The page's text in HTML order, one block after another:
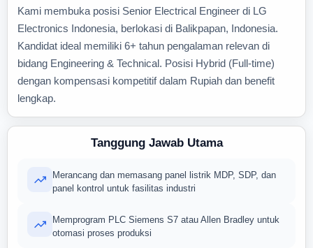
Kami membuka posisi Senior Electrical Engineer di LG
Electronics Indonesia, berlokasi di Balikpapan, Indonesia.
Kandidat ideal memiliki 6+ tahun pengalaman relevan di
bidang Engineering & Technical. Posisi Hybrid (Full-time)
dengan kompensasi kompetitif dalam Rupiah dan benefit
lengkap.
Tanggung Jawab Utama
Merancang dan memasang panel listrik MDP, SDP, dan
panel kontrol untuk fasilitas industri
Memprogram PLC Siemens S7 atau Allen Bradley untuk
otomasi proses produksi